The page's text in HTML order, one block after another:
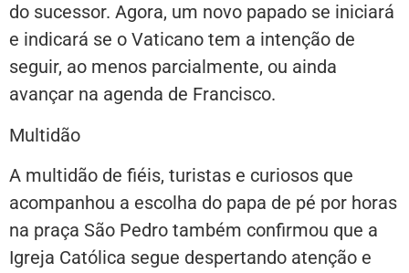
do sucessor. Agora, um novo papado se iniciará
e indicará se o Vaticano tem a intenção de
seguir, ao menos parcialmente, ou ainda
avançar na agenda de Francisco.
Multidão
A multidão de fiéis, turistas e curiosos que
acompanhou a escolha do papa de pé por horas
na praça São Pedro também confirmou que a
Igreja Católica segue despertando atenção e